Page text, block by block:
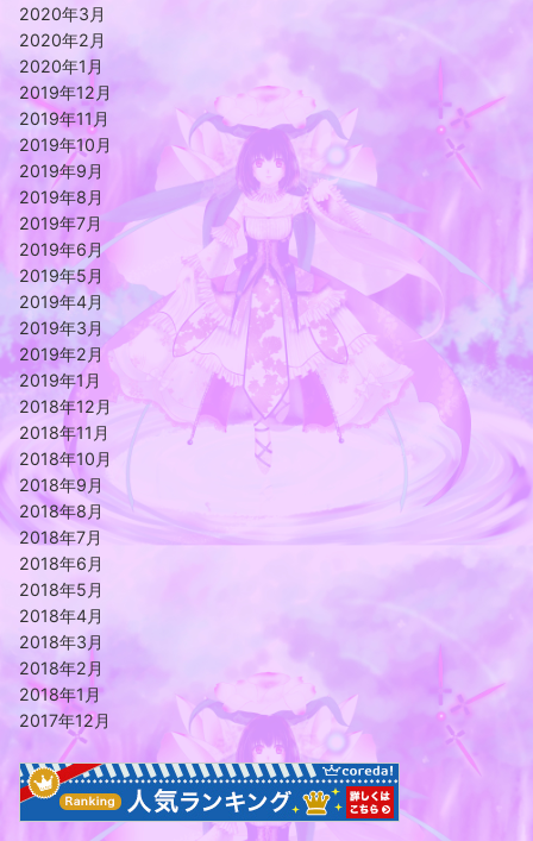
2020年3月
2020年2月
2020年1月
2019年12月
2019年11月
2019年10月
2019年9月
2019年8月
2019年7月
2019年6月
2019年5月
2019年4月
2019年3月
2019年2月
2019年1月
2018年12月
2018年11月
2018年10月
2018年9月
2018年8月
2018年7月
2018年6月
2018年5月
2018年4月
2018年3月
2018年2月
2018年1月
2017年12月